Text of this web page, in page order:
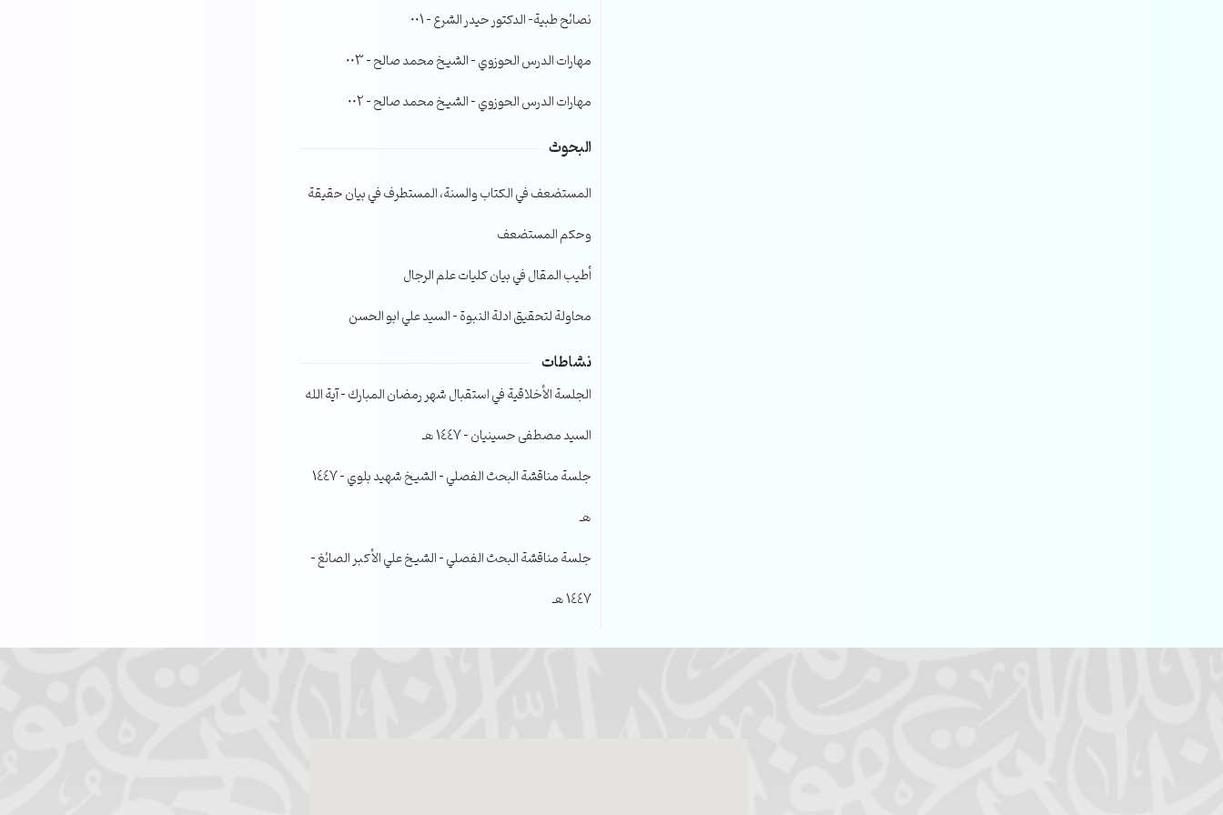
الصوت.نصائح طبية- الدكتور حيدر الشرع – 001
مهارات الدرس الحوزوي – الشيخ محمد صالح – 003
مهارات الدرس الحوزوي – الشيخ محمد صالح – 002
البحوث
المستضعف في الكتاب والسنة، المستطرف في بيان حقيقة
وحكم المستضعف
أطيب المقال في بيان كليات علم الرجال
محاولة لتحقيق ادلة النبوة – السيد علي ابو الحسن
نشاطات
الجلسة الأخلاقية في استقبال شهر رمضان المبارك – آية الله
السيد مصطفى حسينيان – 1447 هـ
جلسة مناقشة البحث الفصلي – الشيخ شهيد بلوي – 1447
هـ
جلسة مناقشة البحث الفصلي – الشيخ علي الأكبر الصائغ –
1447 هـ